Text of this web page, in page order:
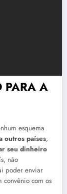
PARA A
esquema
outros países,
seu dinheiro
não
poder enviar
convênio com os